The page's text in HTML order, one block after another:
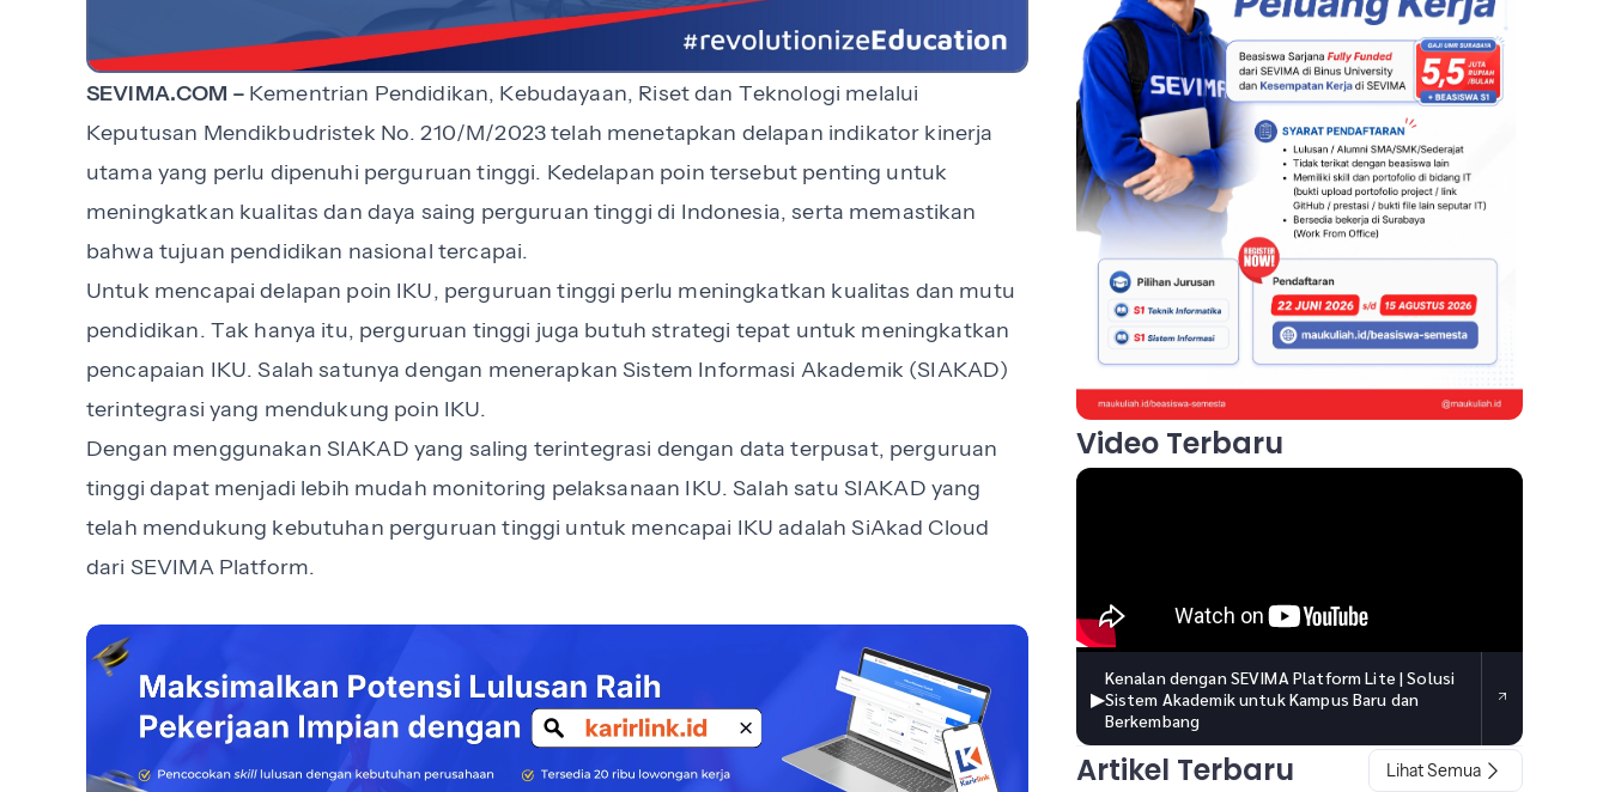
SEVIMA.COM – Kementrian Pendidikan, Kebudayaan, Riset dan Teknologi melalui
Keputusan Mendikbudristek No. 210/M/2023 telah menetapkan delapan indikator kinerja
utama yang perlu dipenuhi perguruan tinggi. Kedelapan poin tersebut penting untuk
meningkatkan kualitas dan daya saing perguruan tinggi di Indonesia, serta memastikan
bahwa tujuan pendidikan nasional tercapai.
Untuk mencapai delapan poin IKU, perguruan tinggi perlu meningkatkan kualitas dan mutu
pendidikan. Tak hanya itu, perguruan tinggi juga butuh strategi tepat untuk meningkatkan
pencapaian IKU. Salah satunya dengan menerapkan Sistem Informasi Akademik (SIAKAD)
terintegrasi yang mendukung poin IKU.
Dengan menggunakan SIAKAD yang saling terintegrasi dengan data terpusat, perguruan
tinggi dapat menjadi lebih mudah monitoring pelaksanaan IKU. Salah satu SIAKAD yang
telah mendukung kebutuhan perguruan tinggi untuk mencapai IKU adalah SiAkad Cloud
dari SEVIMA Platform.
Video Terbaru
▶
Kenalan dengan SEVIMA Platform Lite | Solusi
Sistem Akademik untuk Kampus Baru dan
Berkembang
Artikel Terbaru
Lihat Semua